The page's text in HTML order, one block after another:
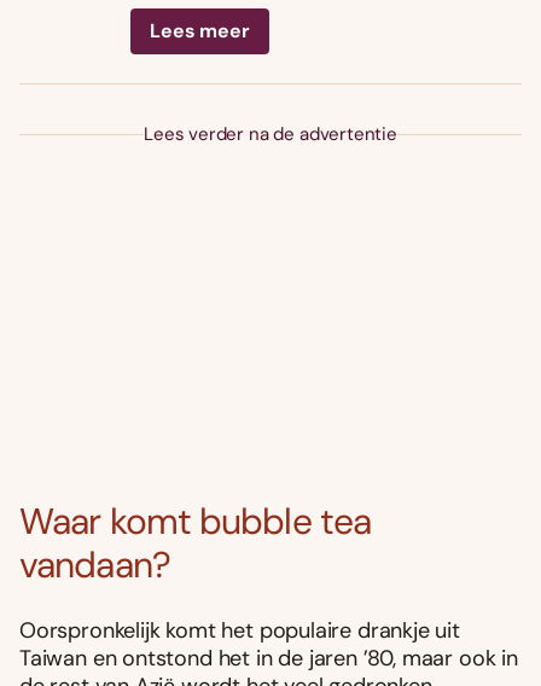
Lees meer
Lees verder na de advertentie
Waar komt bubble tea
vandaan?
Oorspronkelijk komt het populaire drankje uit
Taiwan en ontstond het in de jaren ’80, maar ook in